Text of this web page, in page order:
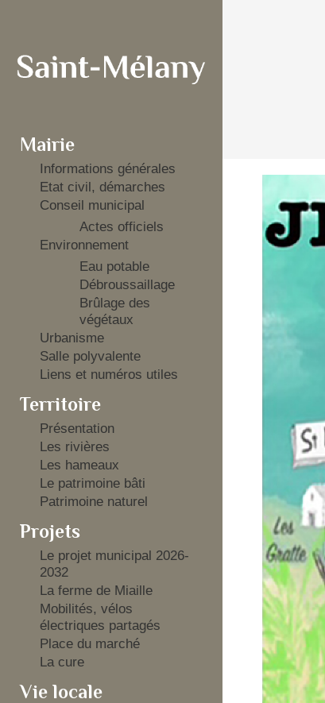
Mairie
Informations générales
Etat civil, démarches
Conseil municipal
Actes officiels
Environnement
Eau potable
Débroussaillage
Brûlage des
végétaux
Urbanisme
Salle polyvalente
Liens et numéros utiles
Territoire
Présentation
Les rivières
Les hameaux
Le patrimoine bâti
Patrimoine naturel
Projets
Le projet municipal 2026-
2032
La ferme de Miaille
Mobilités, vélos
électriques partagés
Place du marché
La cure
Vie locale